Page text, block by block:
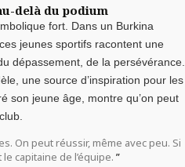
delà du podium
fort. Dans un Burkina
jeunes sportifs racontent une
dépassement, de la persévérance.
une source d’inspiration pour les
son jeune âge, montre qu’on peut
On peut réussir, même avec peu. Si
capitaine de l’équipe.